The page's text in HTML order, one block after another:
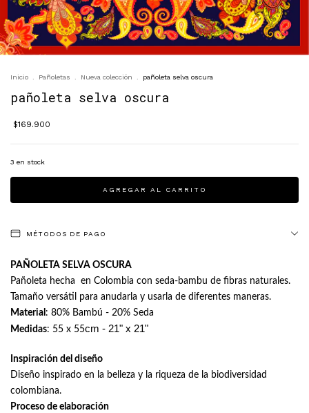
Inicio Pañoletas Nueva colección pañoleta selva oscura
pañoleta selva oscura
$169.900
3 en stock
MÉTODOS DE PAGO
PAÑOLETA SELVA OSCURA
Pañoleta hecha en Colombia con seda-bambu de fibras naturales.
Tamaño versátil para anudarla y usarla de diferentes maneras.
Material : 80% Bambú - 20% Seda
Medidas: 55 x 55cm - 21" x 21"
Inspiración del diseño
Diseño inspirado en la belleza y la riqueza de la biodiversidad
colombiana.
Proceso de elaboración